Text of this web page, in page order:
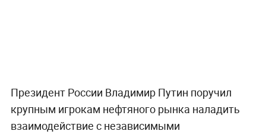
Президент России Владимир Путин поручил
крупным игрокам нефтяного рынка наладить
взаимодействие с независимыми